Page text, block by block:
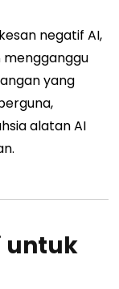
negatif AI,
mengganggu
yang
alatan AI
untuk